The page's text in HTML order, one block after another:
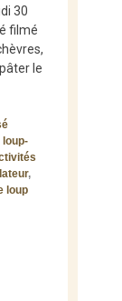
30
filmé
le
,
loup